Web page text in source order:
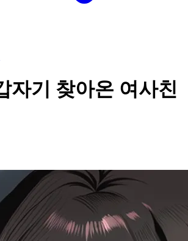
자기 찾아온 여사친